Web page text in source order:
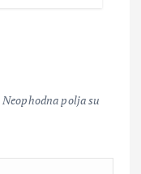
Neophodna polja su